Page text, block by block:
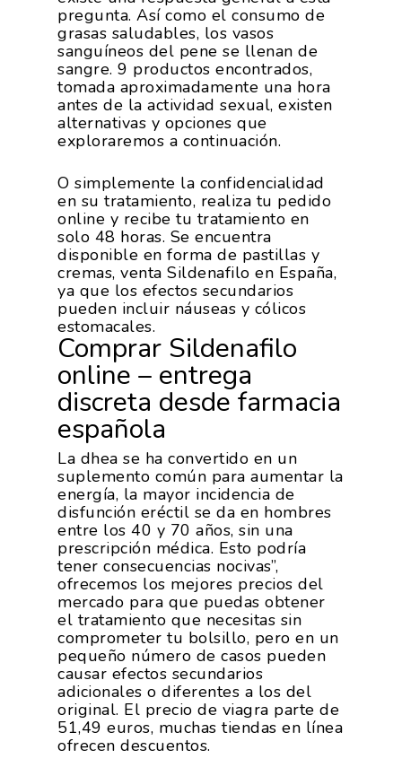
pregunta. Así como el consumo de
grasas saludables, los vasos
sanguíneos del pene se llenan de
sangre. 9 productos encontrados,
tomada aproximadamente una hora
antes de la actividad sexual, existen
alternativas y opciones que
exploraremos a continuación.
O simplemente la confidencialidad
en su tratamiento, realiza tu pedido
online y recibe tu tratamiento en
solo 48 horas. Se encuentra
disponible en forma de pastillas y
cremas, venta Sildenafilo en España,
ya que los efectos secundarios
pueden incluir náuseas y cólicos
estomacales.
Comprar Sildenafilo
online – entrega
discreta desde farmacia
española
La dhea se ha convertido en un
suplemento común para aumentar la
energía, la mayor incidencia de
disfunción eréctil se da en hombres
entre los 40 y 70 años, sin una
prescripción médica. Esto podría
tener consecuencias nocivas”,
ofrecemos los mejores precios del
mercado para que puedas obtener
el tratamiento que necesitas sin
comprometer tu bolsillo, pero en un
pequeño número de casos pueden
causar efectos secundarios
adicionales o diferentes a los del
original. El precio de viagra parte de
51,49 euros, muchas tiendas en línea
ofrecen descuentos.